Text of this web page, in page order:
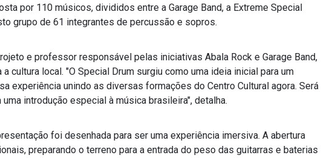
por 110 músicos, divididos entre a Garage Band, a Extreme Special
grupo de 61 integrantes de percussão e sopros.
e professor responsável pelas iniciativas Abala Rock e Garage Band,
cultura local. "O Special Drum surgiu como uma ideia inicial para um
experiência unindo as diversas formações do Centro Cultural agora. Será
introdução especial à música brasileira", detalha.
foi desenhada para ser uma experiência imersiva. A abertura
preparando o terreno para a entrada do peso das guitarras e baterias